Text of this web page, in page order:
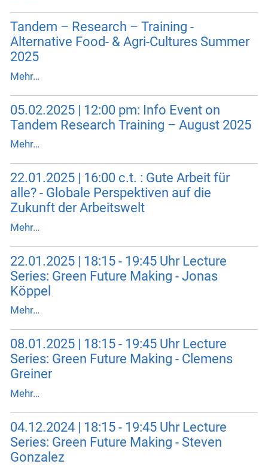
Tandem – Research – Training -
Alternative Food- & Agri-Cultures Summer
2025
Mehr…
05.02.2025 | 12:00 pm: Info Event on
Tandem Research Training – August 2025
Mehr…
22.01.2025 | 16:00 c.t. : Gute Arbeit für
alle? - Globale Perspektiven auf die
Zukunft der Arbeitswelt
Mehr…
22.01.2025 | 18:15 - 19:45 Uhr Lecture
Series: Green Future Making - Jonas
Köppel
Mehr…
08.01.2025 | 18:15 - 19:45 Uhr Lecture
Series: Green Future Making - Clemens
Greiner
Mehr…
04.12.2024 | 18:15 - 19:45 Uhr Lecture
Series: Green Future Making - Steven
Gonzalez